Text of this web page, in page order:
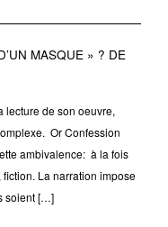
MASQUE » ? DE
lecture de son oeuvre,
Or Confession
ambivalence: à la fois
La narration impose
soient […]